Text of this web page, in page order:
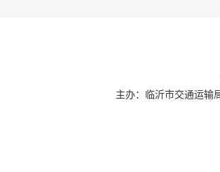
主办：临沂市交通运输